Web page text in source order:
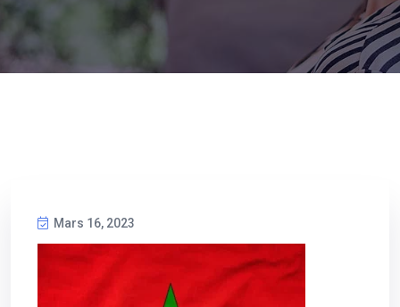
Mars 16, 2023